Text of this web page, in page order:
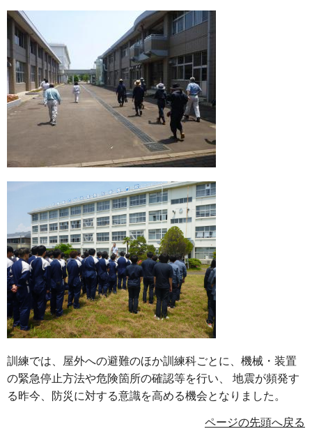
訓練では、屋外への避難のほか訓練科ごとに、機械・装置
の緊急停止方法や危険箇所の確認等を行い、 地震が頻発す
る昨今、防災に対する意識を高める機会となりました。
ページの先頭へ戻る